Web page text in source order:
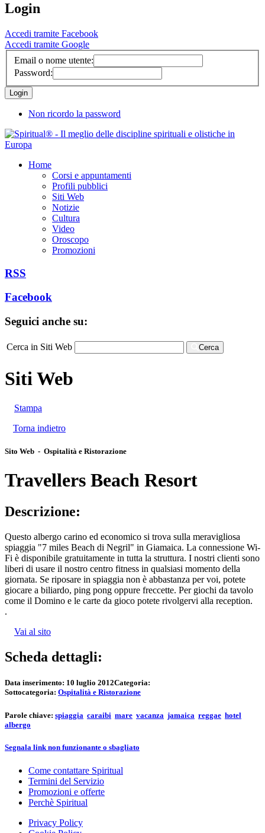
Login
Accedi tramite Facebook
Accedi tramite Google
Email o nome utente:
Password:
Non ricordo la password
Home
Corsi e appuntamenti
Profili pubblici
Siti Web
Notizie
Cultura
Video
Oroscopo
Promozioni
RSS
Facebook
Seguici anche su:
Cerca in Siti Web Cerca
Siti Web
Stampa
Torna indietro
Sito Web - Ospitalità e Ristorazione
Travellers Beach Resort
Descrizione:
Questo albergo carino ed economico si trova sulla meravigliosa
spiaggia "7 miles Beach di Negril" in Giamaica. La connessione Wi-
Fi è disponibile gratuitamente in tutta la struttura. I nostri clienti sono
liberi di usare il nostro centro fitness in qualsiasi momento della
giornata. Se riposare in spiaggia non è abbastanza per voi, potete
giocare a biliardo, ping pong oppure freccette. Per giochi da tavolo
come il Domino e le carte da gioco potete rivolgervi alla reception.
.
Vai al sito
Scheda dettagli:
Data inserimento: 10 luglio 2012Categoria:
Sottocategoria: Ospitalità e Ristorazione
Parole chiave: spiaggia caraibi mare vacanza jamaica reggae hotel
albergo
Segnala link non funzionante o sbagliato
Come contattare Spiritual
Termini del Servizio
Promozioni e offerte
Perchè Spiritual
Privacy Policy